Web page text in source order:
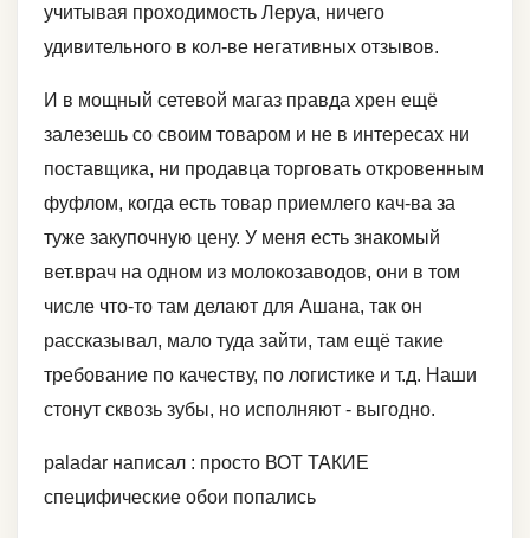
учитывая проходимость Леруа, ничего
удивительного в кол-ве негативных отзывов.
И в мощный сетевой магаз правда хрен ещё
залезешь со своим товаром и не в интересах ни
поставщика, ни продавца торговать откровенным
фуфлом, когда есть товар приемлего кач-ва за
туже закупочную цену. У меня есть знакомый
вет.врач на одном из молокозаводов, они в том
числе что-то там делают для Ашана, так он
рассказывал, мало туда зайти, там ещё такие
требование по качеству, по логистике и т.д. Наши
стонут сквозь зубы, но исполняют - выгодно.
paladar написал : просто ВОТ ТАКИЕ
специфические обои попались